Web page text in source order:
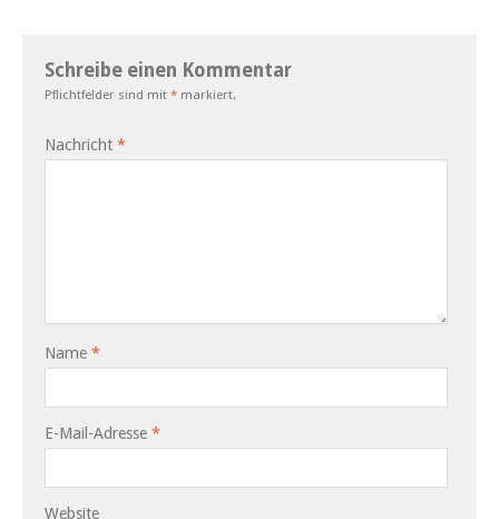
Schreibe einen Kommentar
Pflichtfelder sind mit * markiert.
Nachricht *
Name *
E-Mail-Adresse *
Website